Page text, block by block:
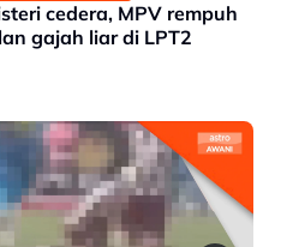
cedera, MPV rempuh
gajah liar di LPT2